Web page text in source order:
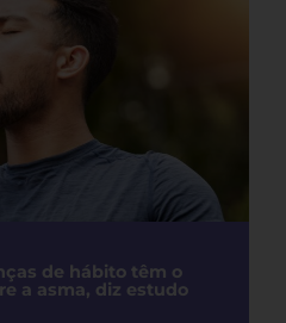
de hábito têm o
a asma, diz estudo